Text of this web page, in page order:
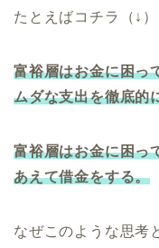
たとえばコチラ（↓）
富裕層はお金に困っ
ムダな支出を徹底的
富裕層はお金に困っ
あえて借金をする。
なぜこのような思考